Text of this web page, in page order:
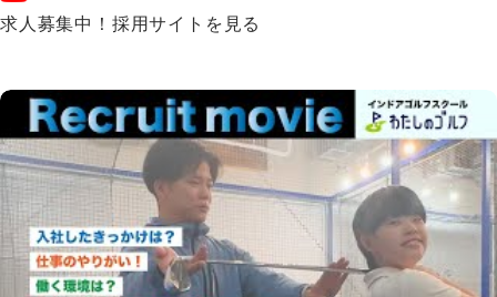
求人募集中！採用サイトを見る